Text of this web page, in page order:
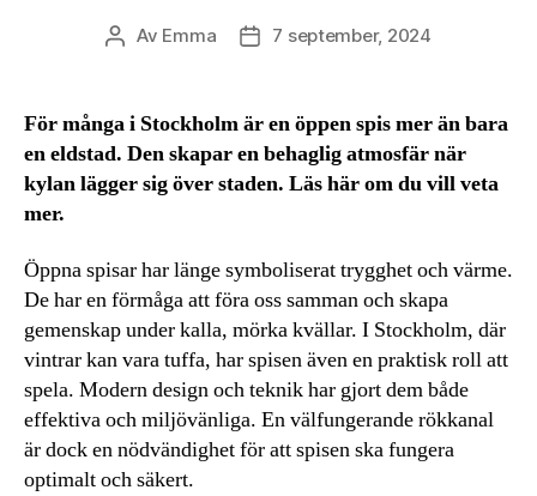
Inläggsförfattare
Av Emma Inläggsdatum
7 september, 2024
För många i Stockholm är en öppen spis mer än bara
en eldstad. Den skapar en behaglig atmosfär när
kylan lägger sig över staden. Läs här om du vill veta
mer.
Öppna spisar har länge symboliserat trygghet och värme.
De har en förmåga att föra oss samman och skapa
gemenskap under kalla, mörka kvällar. I Stockholm, där
vintrar kan vara tuffa, har spisen även en praktisk roll att
spela. Modern design och teknik har gjort dem både
effektiva och miljövänliga. En välfungerande rökkanal
är dock en nödvändighet för att spisen ska fungera
optimalt och säkert.